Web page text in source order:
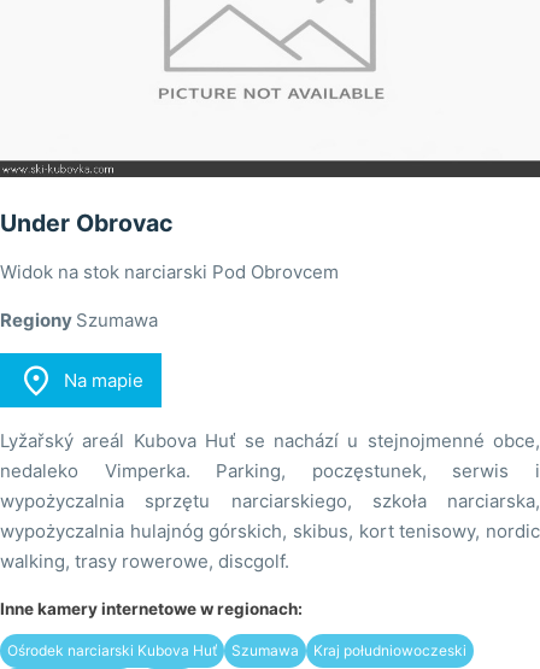
Under Obrovac
Widok na stok narciarski Pod Obrovcem
Regiony Szumawa
 Na mapie
Lyžařský areál Kubova Huť se nachází u stejnojmenné obce,
nedaleko Vimperka. Parking, poczęstunek, serwis i
wypożyczalnia sprzętu narciarskiego, szkoła narciarska,
wypożyczalnia hulajnóg górskich, skibus, kort tenisowy, nordic
walking, trasy rowerowe, discgolf.
Inne kamery internetowe w regionach:
Ośrodek narciarski Kubova Huť Szumawa
Kraj południowoczeski